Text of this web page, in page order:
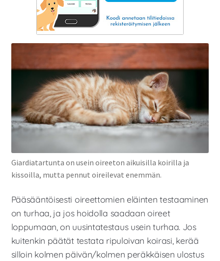
Giardiatartunta on usein oireeton aikuisilla koirilla ja
kissoilla, mutta pennut oireilevat enemmän.
Pääsääntöisesti oireettomien eläinten testaaminen
on turhaa, ja jos hoidolla saadaan oireet
loppumaan, on uusintatestaus usein turhaa. Jos
kuitenkin päätät testata ripuloivan koirasi, kerää
silloin kolmen päivän/kolmen peräkkäisen ulostus